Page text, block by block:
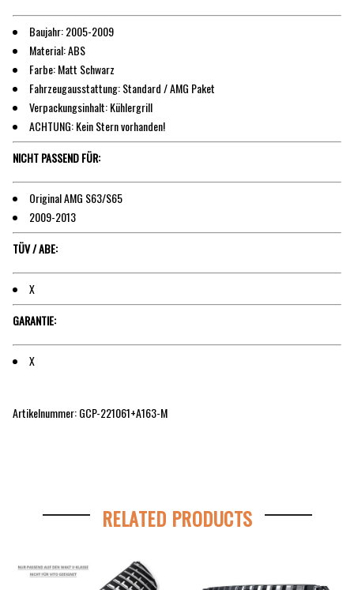
Baujahr: 2005-2009
Material: ABS
Farbe: Matt Schwarz
Fahrzeugausstattung: Standard / AMG Paket
Verpackungsinhalt: Kühlergrill
ACHTUNG: Kein Stern vorhanden!
NICHT PASSEND FÜR:
Original AMG S63/S65
2009-2013
TÜV / ABE:
X
GARANTIE:
X
Artikelnummer: GCP-221061+A163-M
RELATED PRODUCTS